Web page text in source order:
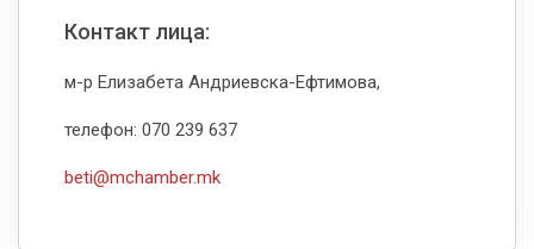
Контакт лица:
м-р Елизабета Андриевска-Ефтимова,
телефон: 070 239 637
beti@mchamber.mk